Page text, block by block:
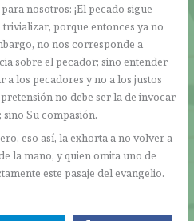
nosotros: ¡El pecado sigue
porque entonces ya no
no nos corresponde a
sobre el pecador; sino entender
a los pecadores y no a los justos
no debe ser la de invocar
Su compasión.
eso así, la exhorta a no volver a
la mano, y quien omita uno de
este pasaje del evangelio.